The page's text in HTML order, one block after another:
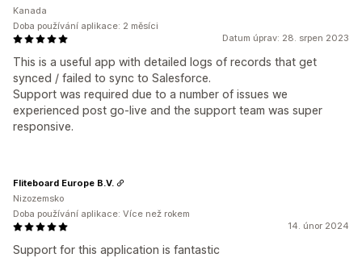
Datum úprav: 28. srpen 2023
This is a useful app with detailed logs of records that get
synced / failed to sync to Salesforce.
Support was required due to a number of issues we
experienced post go-live and the support team was super
responsive.
Kanada
Doba používání aplikace: 2 měsíci
14. únor 2024
Support for this application is fantastic
Fliteboard Europe B.V.
Nizozemsko
Doba používání aplikace: Více než rokem